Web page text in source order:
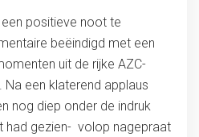
positieve noot te
beëindigd met een
uit de rijke AZC-
Na een klaterend applaus
nog diep onder de indruk
had gezien- volop nagepraat